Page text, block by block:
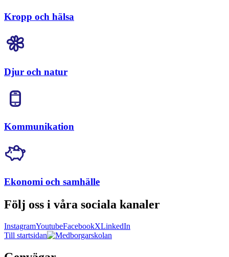
Kropp och hälsa
Djur och natur
Kommunikation
Ekonomi och samhälle
Följ oss i våra sociala kanaler
InstagramYoutubeFacebookXLinkedIn
Till startsidan